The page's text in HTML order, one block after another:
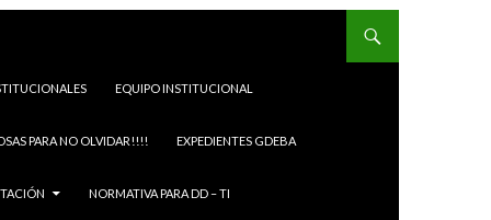
EQUIPO INSTITUCIONAL
PARA NO OLVIDAR!!!! EXPEDIENTES GDEBA
NORMATIVA PARA DD – TI